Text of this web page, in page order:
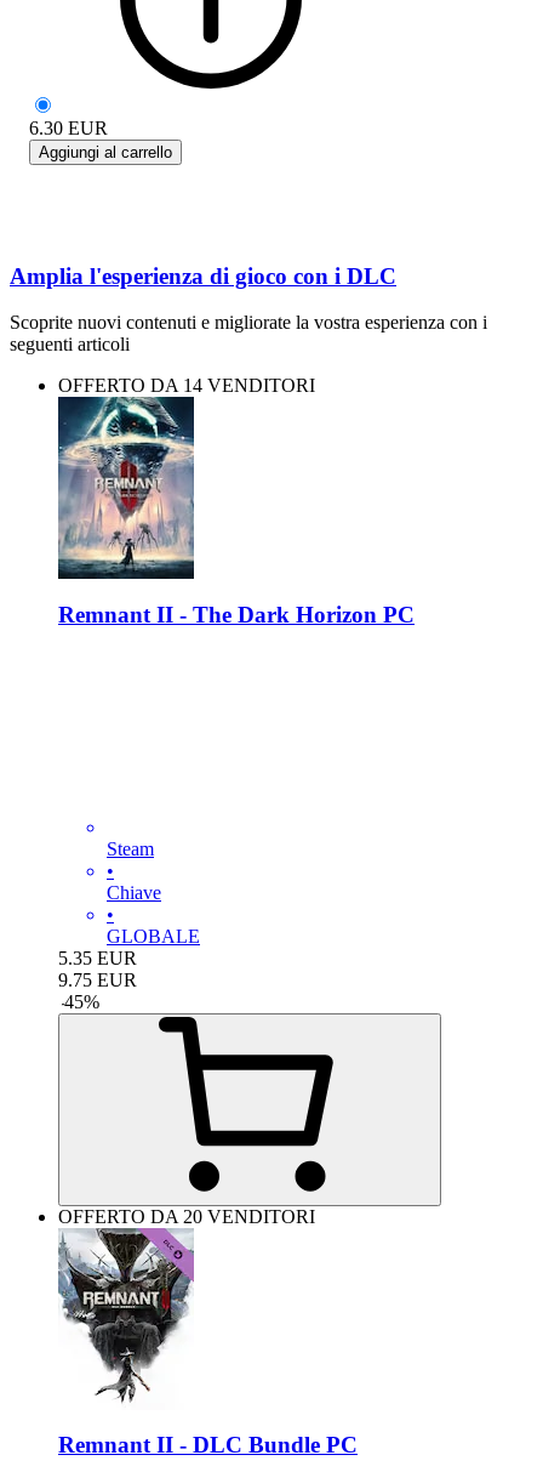
6.30 EUR
Aggiungi al carrello
Amplia l'esperienza di gioco con i DLC
Scoprite nuovi contenuti e migliorate la vostra esperienza con i
seguenti articoli
OFFERTO DA 14 VENDITORI
Remnant II - The Dark Horizon PC
Steam
•
Chiave
•
GLOBALE
5.35 EUR
9.75 EUR
-45%
OFFERTO DA 20 VENDITORI
Remnant II - DLC Bundle PC